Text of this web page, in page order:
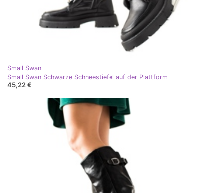
Small Swan
Small Swan Schwarze Schneestiefel auf der Plattform
45,22 €